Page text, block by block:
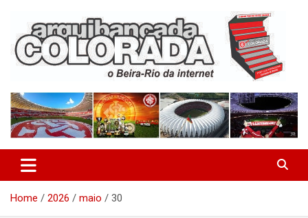
content
Arquibancada Colorada
Home 2026 maio 30